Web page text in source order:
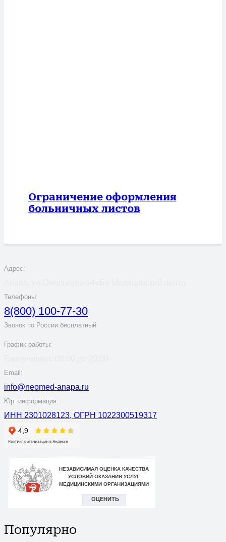
Ограничение оформления
больничных листов
Адрес:
Телефоны:
8(800) 100-77-30
Звонок по России бесплатный
График работы:
Email:
info@neomed-anapa.ru
Юр. информация:
ИНН 2301028123, ОГРН 1022300519317
Популярно